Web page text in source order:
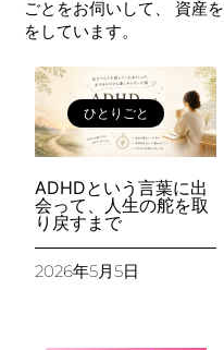
ごとをお伺いして、 資産
をしています。
ひとりごと
ADHDという言葉に出
会って、人生の舵を取
り戻すまで
2026年5月5日